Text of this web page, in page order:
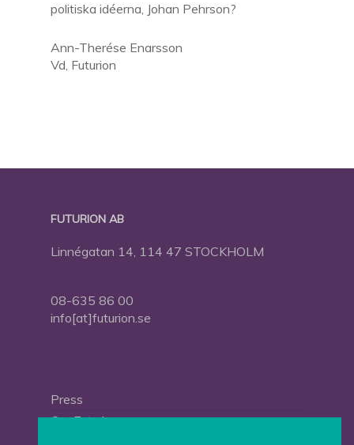
politiska idéerna, Johan Pehrson?
Ann-Therése Enarsson
Vd, Futurion
FUTURION AB
Linnégatan 14, 114 47 STOCKHOLM
08-635 86 00
info[at]futurion.se
Press
Om Futurion